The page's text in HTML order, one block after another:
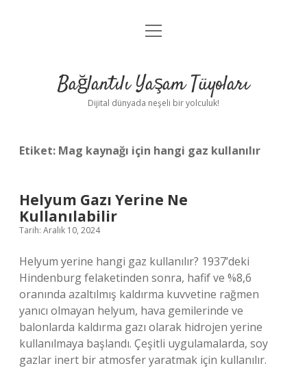
Anasayfa
Yasal Uyarı
menüyü
Bağlantılı Yaşam Tüyoları
Dijital dünyada neşeli bir yolculuk!
Etiket: Mag kaynağı için hangi gaz kullanılır
Helyum Gazı Yerine Ne
Kullanılabilir
Tarih: Aralık 10, 2024
Helyum yerine hangi gaz kullanılır? 1937’deki
Hindenburg felaketinden sonra, hafif ve %8,6
oranında azaltılmış kaldırma kuvvetine rağmen
yanıcı olmayan helyum, hava gemilerinde ve
balonlarda kaldırma gazı olarak hidrojen yerine
kullanılmaya başlandı. Çeşitli uygulamalarda, soy
gazlar inert bir atmosfer yaratmak için kullanılır.